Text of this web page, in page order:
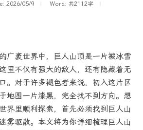
2026/05/9 Word: 共2112字
广袤世界中，巨人山顶是一片被冰雪
里不仅有强大的敌人，还有隐藏着无
。对于许多褪色者来说，初入这片区
地图一片漆黑，完全找不到方向。想
界里顺利探索，首先必须找到巨人山
雾驱散。本文将为你详细梳理巨人山